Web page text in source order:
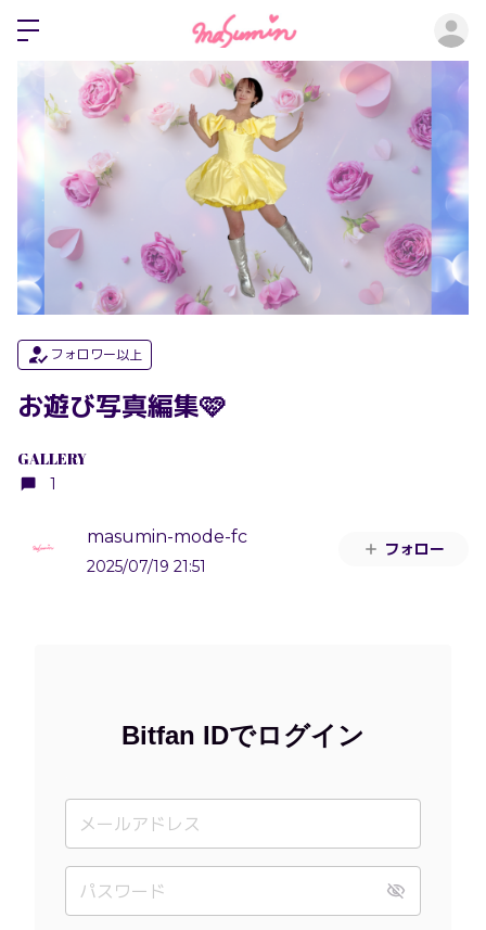
フォロワー以上
お遊び写真編集🩷
GALLERY
1
masumin-mode-fc
2025/07/19 21:51
フォロー
Bitfan IDでログイン